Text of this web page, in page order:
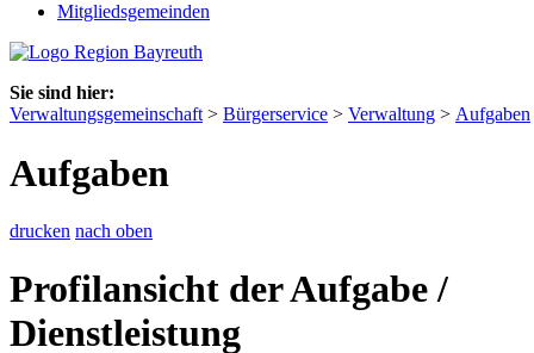
Mitgliedsgemeinden
Sie sind hier:
Verwaltungsgemeinschaft > Bürgerservice > Verwaltung > Aufgaben
Aufgaben
drucken nach oben
Profilansicht der Aufgabe /
Dienstleistung